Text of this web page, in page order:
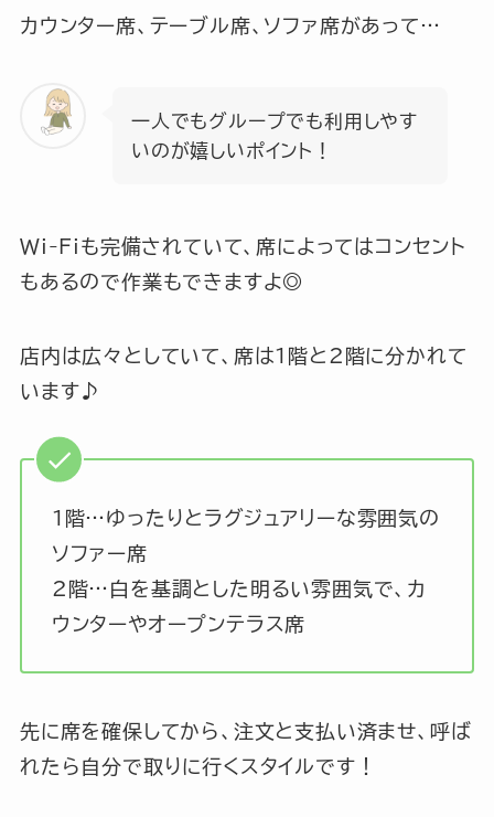
カウンター席、テーブル席、ソファ席があって…
一人でもグループでも利用しやす
いのが嬉しいポイント！
Wi-Fiも完備されていて、席によってはコンセント
もあるので作業もできますよ◎
店内は広々としていて、席は1階と2階に分かれて
います♪
1階…ゆったりとラグジュアリーな雰囲気の
ソファー席
2階…白を基調とした明るい雰囲気で、カ
ウンターやオープンテラス席
先に席を確保してから、注文と支払い済ませ、呼ば
れたら自分で取りに行くスタイルです！